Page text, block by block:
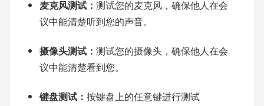
麦克风测试： 测试您的麦克风，确保他人在会
议中能清楚听到您的声音。
摄像头测试： 测试您的摄像头，确保他人在会
议中能清楚看到您。
键盘测试： 按键盘上的任意键进行测试